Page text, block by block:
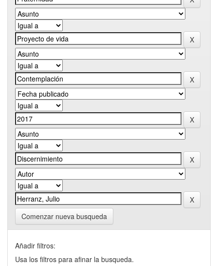
Comenzar nueva busqueda
Añadir filtros:
Usa los filtros para afinar la busqueda.